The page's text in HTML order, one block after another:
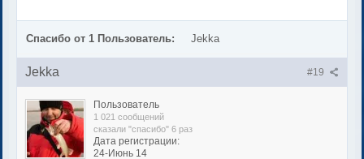
Спасибо от 1 Пользователь: Jekka
#19
Jekka
Пользователь
1 021 сообщений
сказали "спасибо" 6 раз
Дата регистрации:
24-Июнь 14